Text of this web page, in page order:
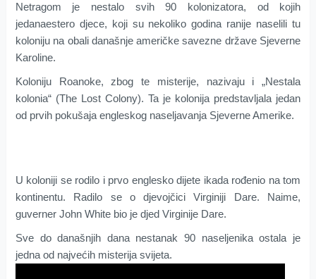
Netragom je nestalo svih 90 kolonizatora, od kojih
jedanaestero djece, koji su nekoliko godina ranije naselili tu
koloniju na obali današnje američke savezne države Sjeverne
Karoline.
Koloniju Roanoke, zbog te misterije, nazivaju i „Nestala
kolonia“ (The Lost Colony). Ta je kolonija predstavljala jedan
od prvih pokušaja engleskog naseljavanja Sjeverne Amerike.
U koloniji se rodilo i prvo englesko dijete ikada rođenio na tom
kontinentu. Radilo se o djevojčici Virginiji Dare. Naime,
guverner John White bio je djed Virginije Dare.
Sve do današnjih dana nestanak 90 naseljenika ostala je
jedna od najvećih misterija svijeta.